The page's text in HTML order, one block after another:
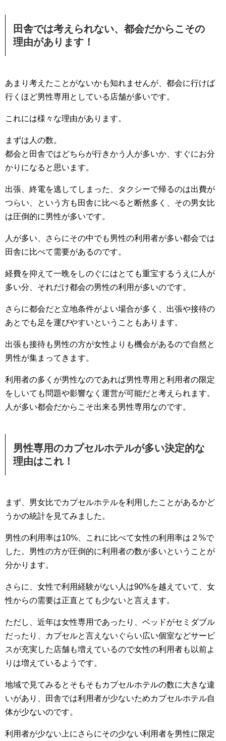
田舎では考えられない、都会だからこその
理由があります！
あまり考えたことがないかも知れませんが、都会に行けば
行くほど男性専用としている店舗が多いです。
これには様々な理由があります。
まずは人の数。
都会と田舎ではどちらが行きかう人が多いか、すぐにお分
かりになると思います。
出張、終電を逃してしまった、タクシーで帰るのは出費が
つらい、という方も田舎に比べると断然多く、その男女比
は圧倒的に男性が多いです。
人が多い、さらにその中でも男性の利用者が多い都会では
田舎に比べて需要があるのです。
経費を抑えて一晩をしのぐにはとても重宝するうえに人が
多い分、それだけ都会の男性の利用が多いのです。
さらに都会だと立地条件がよい場合が多く、出張や接待の
あとでも足を運びやすいということもあります。
出張も接待も男性の方が女性よりも機会があるので自然と
男性が集まってきます。
利用者の多くが男性なのであれば男性専用と利用者の限定
をしいても問題や影響なく運営が可能だと考えられます。
人が多い都会だからこそ出来る男性専用なのです。
男性専用のカプセルホテルが多い決定的な
理由はこれ！
まず、男女比でカプセルホテルを利用したことがあるかど
うかの統計を見てみました。
男性の利用率は10%、これに比べて女性の利用率は２%で
した。男性の方が圧倒的に利用者の数が多いということが
分かります。
さらに、女性で利用経験がない人は90%を越えていて、女
性からの需要は正直とても少ないと言えます。
ただし、近年は女性専用であったり、ベッドがセミダブル
だったり、カプセルと言えないぐらい広い個室などサービ
スが充実した店舗も増えているので女性の利用者も以前よ
りは増えているようです。
地域で見てみるとそもそもカプセルホテルの数に大きな違
いがあり、田舎では利用者が少ないためカプセルホテル自
体が少ないのです。
利用者が少ない上にさらにその少ない利用者を男性に限定